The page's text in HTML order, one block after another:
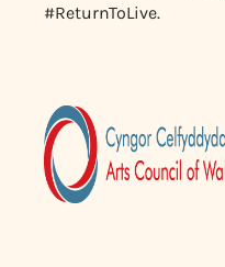
#ReturnToLive.